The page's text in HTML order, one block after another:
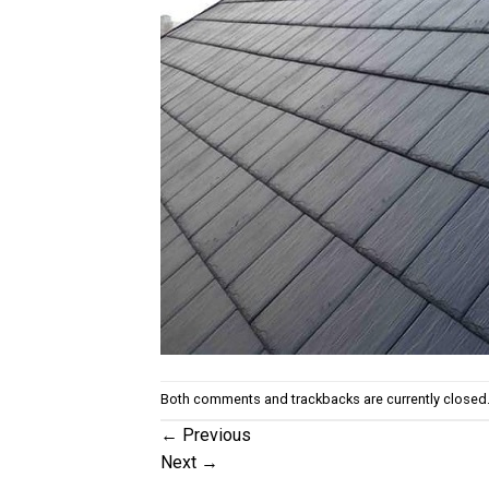
Both comments and trackbacks are currently closed.
← Previous
Next →